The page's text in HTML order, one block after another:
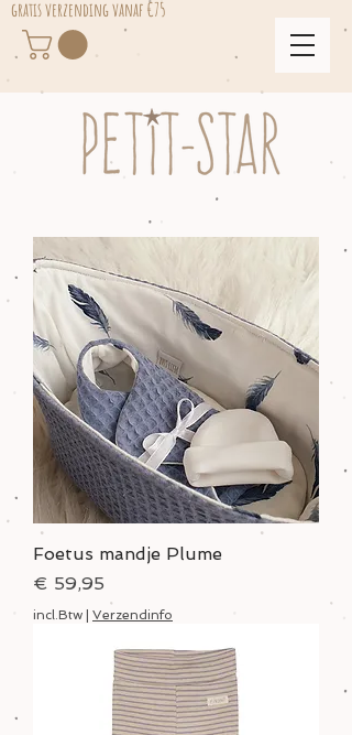
gratis verzending vanaf €75
Foetus mandje Plume
Prijs
€ 59,95
incl.Btw Verzendinfo